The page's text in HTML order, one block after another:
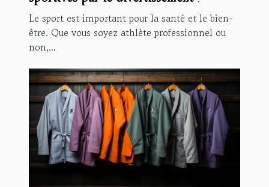
Le sport est important pour la santé et le bien-
être. Que vous soyez athlète professionnel ou
non,...